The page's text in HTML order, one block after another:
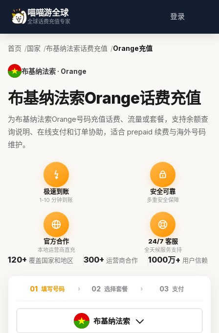
喵喵游全球
全球话费充值专家
登录
首页 国家 布基纳法索话费充值 Orange充值
布基纳法索 · Orange
布基纳法索Orange话费充值
为布基纳法索Orange号码充值话费、流量或套餐，支持余额查
询说明、在线支付和订单协助，适合 prepaid 续费与海外号码
维护。
极速到账
1-10 分钟到账
安全可靠
多重安全保障
官方合作
本地运营商直充
24/7 客服
全天候服务支持
120+ 覆盖国家和地区 300+ 运营商合作 1000万+ 用户信赖
01 填写号码 02 选择套餐 03 支付
布基纳法索